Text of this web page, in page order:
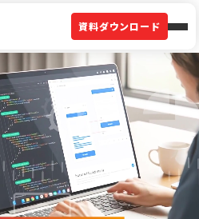
資料ダウンロード